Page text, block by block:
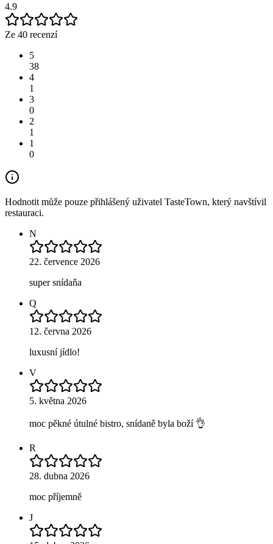
4.9
Ze 40 recenzí
5
38
4
1
3
0
2
1
1
0
Hodnotit může pouze přihlášený uživatel TasteTown, který navštívil
restauraci.
N
22. července 2026
super snídaňa
Q
12. června 2026
luxusní jídlo!
V
5. května 2026
moc pěkné útulné bistro, snídaně byla boží 👌
R
28. dubna 2026
moc příjemně
J